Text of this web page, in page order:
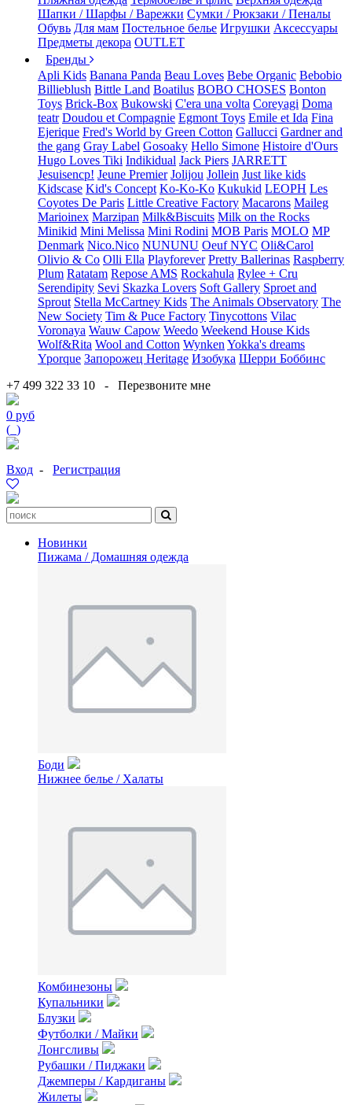
Шапки / Шарфы / Варежки Сумки / Рюкзаки / Пеналы
Обувь Для мам Постельное белье Игрушки Аксессуары
Предметы декора OUTLET
Бренды
Apli Kids Banana Panda Beau Loves Bebe Organic Bebobio
Billieblush Bittle Land Boatilus BOBO CHOSES Bonton
Toys Brick-Box Bukowski C'era una volta Coreyagi Doma
teatr Doudou et Compagnie Egmont Toys Emile et Ida Fina
Ejerique Fred's World by Green Cotton Gallucci Gardner and
the gang Gray Label Gosoaky Hello Simone Histoire d'Ours
Hugo Loves Tiki Indikidual Jack Piers JARRETT
Jesuisencp! Jeune Premier Jolijou Jollein Just like kids
Kidscase Kid's Concept Ko-Ko-Ko Kukukid LEOPH Les
Coyotes De Paris Little Creative Factory Macarons Maileg
Marioinex Marzipan Milk&Biscuits Milk on the Rocks
Minikid Mini Melissa Mini Rodini MOB Paris MOLO MP
Denmark Nico.Nico NUNUNU Oeuf NYC Oli&Carol
Olivio & Co Olli Ella Playforever Pretty Ballerinas Raspberry
Plum Ratatam Repose AMS Rockahula Rylee + Cru
Serendipity Sevi Skazka Lovers Soft Gallery Sproet and
Sprout Stella McCartney Kids The Animals Observatory The
New Society Tim & Puce Factory Tinycottons Vilac
Voronaya Wauw Capow Weedo Weekend House Kids
Wolf&Rita Wool and Cotton Wynken Yokka's dreams
Yporque Запорожец Heritage Изобука Шерри Боббинс
+7 499 322 33 10 - Перезвоните мне
0 руб
( )
Вход - Регистрация
Новинки
Пижама / Домашняя одежда
Боди
Нижнее белье / Халаты
Комбинезоны
Купальники
Блузки
Футболки / Майки
Лонгсливы
Рубашки / Пиджаки
Джемперы / Кардиганы
Жилеты